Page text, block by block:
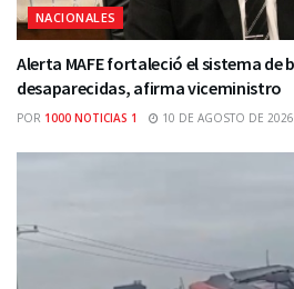
NACIONALES
Alerta MAFE fortaleció el sistema de
desaparecidas, afirma viceministro
POR 1000 NOTICIAS 1 10 DE AGOSTO DE 2026